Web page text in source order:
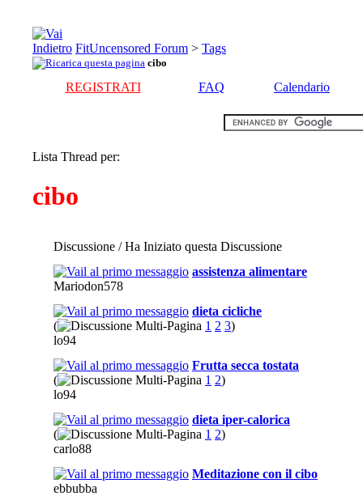
FitUncensored Forum > Tags
cibo
REGISTRATI FAQ Calendario
Lista Thread per:
cibo
Discussione / Ha Iniziato questa Discussione
assistenza alimentare
Mariodon578
dieta cicliche
(
1 2 3)
lo94
Frutta secca tostata
(
1 2)
lo94
dieta iper-calorica
(
1 2)
carlo88
Meditazione con il cibo
ebbubba